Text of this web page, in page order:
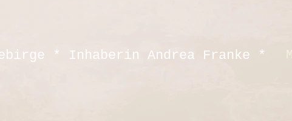
* Inhaberin Andrea Franke *